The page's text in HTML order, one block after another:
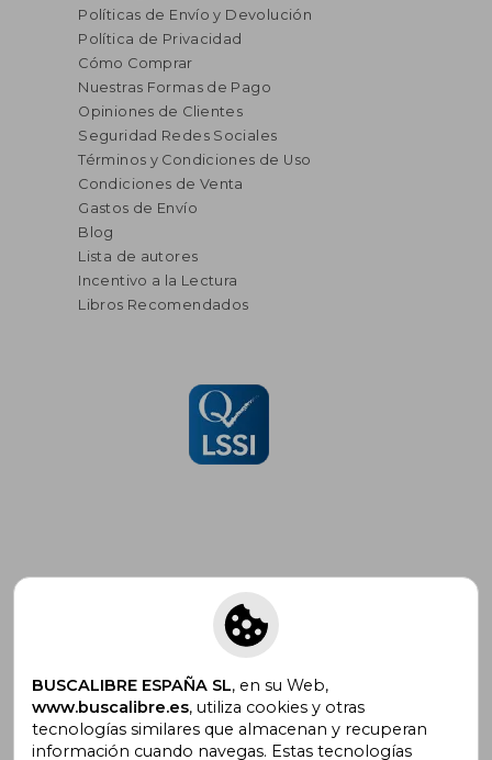
Políticas de Envío y Devolución
Política de Privacidad
Cómo Comprar
Nuestras Formas de Pago
Opiniones de Clientes
Seguridad Redes Sociales
Términos y Condiciones de Uso
Condiciones de Venta
Gastos de Envío
Blog
Lista de autores
Incentivo a la Lectura
Libros Recomendados
Suscríbete para recibir ofertas y
promociones
¿Necesitas ayuda?
BUSCALIBRE ESPAÑA SL, en su Web,
www.buscalibre.es, utiliza cookies y otras
tecnologías similares que almacenan y recuperan
información cuando navegas. Estas tecnologías